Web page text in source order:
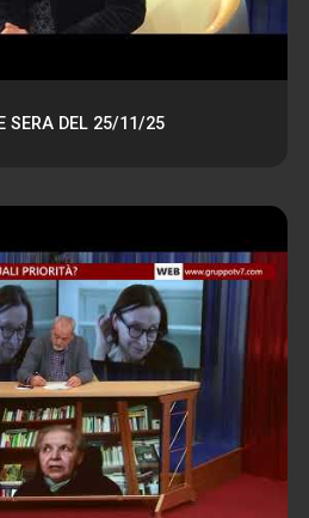
SERA DEL 25/11/25